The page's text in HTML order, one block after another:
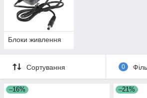
Блоки живлення
Сортування 0
–16% –21%